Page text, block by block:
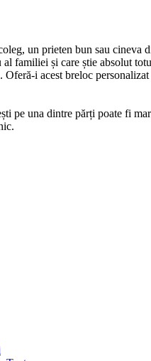
un prieten bun sau
familiei și care știe absolut
i acest breloc
pe una dintre părți poate fi